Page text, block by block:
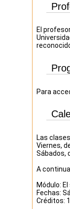
El
Para
Las
Viernes,
Sábados,
A
Módulo:
Fechas:
Créditos: